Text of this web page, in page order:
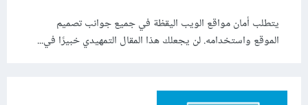
يتطلب أمان مواقع الويب اليقظة في جميع جوانب تصميم
الموقع واستخدامه. لن يجعلك هذا المقال التمهيدي خبيرًا في...